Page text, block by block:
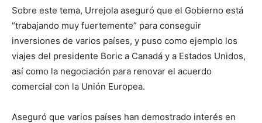
Sobre este tema, Urrejola aseguró que el Gobierno está
“trabajando muy fuertemente” para conseguir
inversiones de varios países, y puso como ejemplo los
viajes del presidente Boric a Canadá y a Estados Unidos,
así como la negociación para renovar el acuerdo
comercial con la Unión Europea.
Aseguró que varios países han demostrado interés en